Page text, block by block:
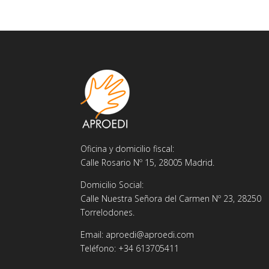
Oficina y domicilio fiscal:
Calle Rosario Nº 15, 28005 Madrid.
Domicilio Social:
Calle Nuestra Señora del Carmen Nº 23, 28250
Torrelodones.
Email: aproedi@aproedi.com
Teléfono: +34 613705411